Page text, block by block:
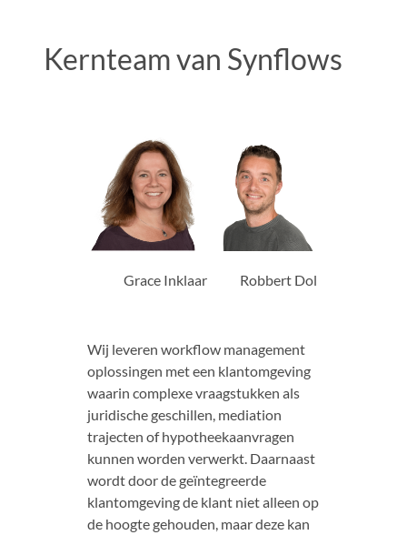
Kernteam van Synflows
Grace Inklaar Robbert Dol
Wij leveren workflow management
oplossingen met een klantomgeving
waarin complexe vraagstukken als
juridische geschillen, mediation
trajecten of hypotheekaanvragen
kunnen worden verwerkt. Daarnaast
wordt door de geïntegreerde
klantomgeving de klant niet alleen op
de hoogte gehouden, maar deze kan